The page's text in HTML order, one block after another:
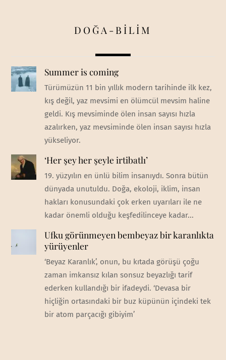
DOĞA-BİLİM
Summer is coming
Türümüzün 11 bin yıllık modern tarihinde ilk kez,
kış değil, yaz mevsimi en ölümcül mevsim haline
geldi. Kış mevsiminde ölen insan sayısı hızla
azalırken, yaz mevsiminde ölen insan sayısı hızla
yükseliyor.
‘Her şey her şeyle irtibatlı’
19. yüzyılın en ünlü bilim insanıydı. Sonra bütün
dünyada unutuldu. Doğa, ekoloji, iklim, insan
hakları konusundaki çok erken uyarıları ile ne
kadar önemli olduğu keşfedilinceye kadar...
Ufku görünmeyen bembeyaz bir karanlıkta
yürüyenler
‘Beyaz Karanlık’, onun, bu kıtada görüşü çoğu
zaman imkansız kılan sonsuz beyazlığı tarif
ederken kullandığı bir ifadeydi. ‘Devasa bir
hiçliğin ortasındaki bir buz küpünün içindeki tek
bir atom parçacığı gibiyim’